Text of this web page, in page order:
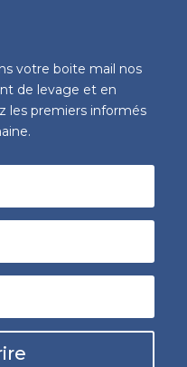
votre boite mail nos
de levage et en
les premiers informés